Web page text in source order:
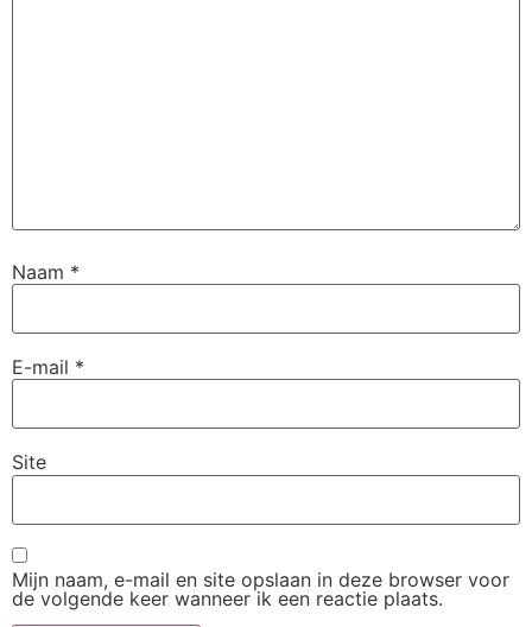
Naam *
E-mail *
Site
Mijn naam, e-mail en site opslaan in deze browser voor
de volgende keer wanneer ik een reactie plaats.